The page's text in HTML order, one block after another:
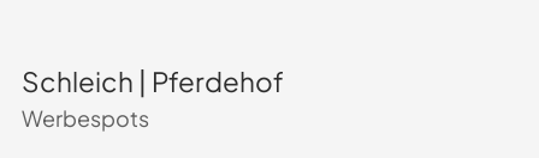
Schleich | Pferdehof
Werbespots